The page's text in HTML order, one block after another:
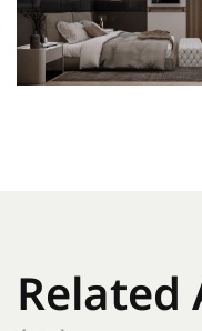
Related